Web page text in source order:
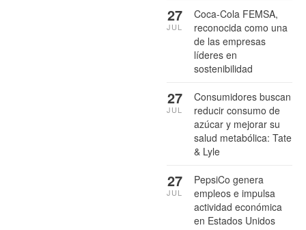
Coca-Cola FEMSA,
reconocida como una
de las empresas
líderes en
sostenibilidad
27
JUL
Consumidores buscan
reducir consumo de
azúcar y mejorar su
salud metabólica: Tate
& Lyle
27
JUL
PepsiCo genera
empleos e impulsa
actividad económica
en Estados Unidos
27
JUL